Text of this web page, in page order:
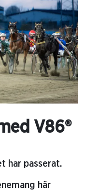
V86®
har passerat.
här